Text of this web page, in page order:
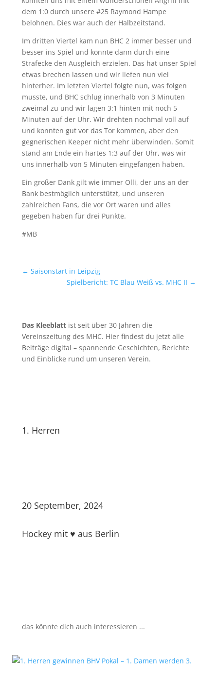
dem 1:0 durch unsere #25 Raymond Hampe
belohnen. Dies war auch der Halbzeitstand.
Im dritten Viertel kam nun BHC 2 immer besser und
besser ins Spiel und konnte dann durch eine
Strafecke den Ausgleich erzielen. Das hat unser Spiel
etwas brechen lassen und wir liefen nun viel
hinterher. Im letzten Viertel folgte nun, was folgen
musste, und BHC schlug innerhalb von 3 Minuten
zweimal zu und wir lagen 3:1 hinten mit noch 5
Minuten auf der Uhr. Wir drehten nochmal voll auf
und konnten gut vor das Tor kommen, aber den
gegnerischen Keeper nicht mehr überwinden. Somit
stand am Ende ein hartes 1:3 auf der Uhr, was wir
uns innerhalb von 5 Minuten eingefangen haben.
Ein großer Dank gilt wie immer Olli, der uns an der
Bank bestmöglich unterstützt, und unseren
zahlreichen Fans, die vor Ort waren und alles
gegeben haben für drei Punkte.
#MB
← Saisonstart in Leipzig
Spielbericht: TC Blau Weiß vs. MHC II →
Das Kleeblattist seit über 30 Jahren die
Vereinszeitung des MHC. Hier findest du jetzt alle
Beiträge digital – spannende Geschichten, Berichte
und Einblicke rund um unseren Verein.
1. Herren
20 September, 2024
Hockey mit ♥ aus Berlin
das könnte dich auch interessieren ...